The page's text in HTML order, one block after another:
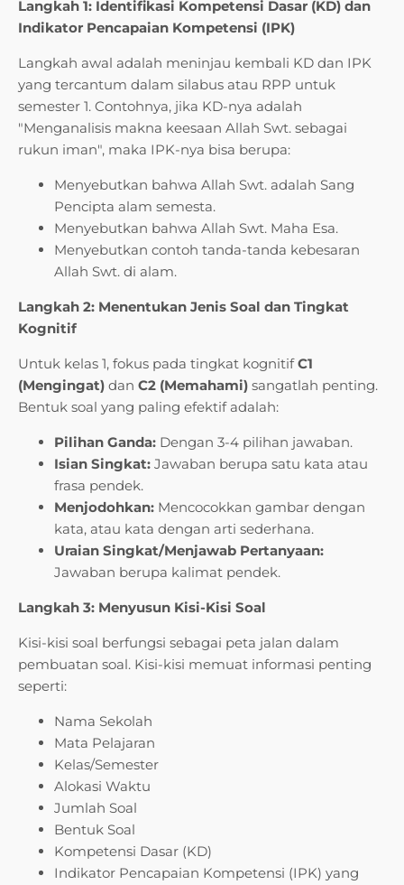
Langkah 1: Identifikasi Kompetensi Dasar (KD) dan
Indikator Pencapaian Kompetensi (IPK)
Langkah awal adalah meninjau kembali KD dan IPK
yang tercantum dalam silabus atau RPP untuk
semester 1. Contohnya, jika KD-nya adalah
"Menganalisis makna keesaan Allah Swt. sebagai
rukun iman", maka IPK-nya bisa berupa:
Menyebutkan bahwa Allah Swt. adalah Sang
Pencipta alam semesta.
Menyebutkan bahwa Allah Swt. Maha Esa.
Menyebutkan contoh tanda-tanda kebesaran
Allah Swt. di alam.
Langkah 2: Menentukan Jenis Soal dan Tingkat
Kognitif
Untuk kelas 1, fokus pada tingkat kognitifC1
(Mengingat) dan C2 (Memahami) sangatlah penting.
Bentuk soal yang paling efektif adalah:
Pilihan Ganda: Dengan 3-4 pilihan jawaban.
Isian Singkat: Jawaban berupa satu kata atau
frasa pendek.
Menjodohkan: Mencocokkan gambar dengan
kata, atau kata dengan arti sederhana.
Uraian Singkat/Menjawab Pertanyaan:
Jawaban berupa kalimat pendek.
Langkah 3: Menyusun Kisi-Kisi Soal
Kisi-kisi soal berfungsi sebagai peta jalan dalam
pembuatan soal. Kisi-kisi memuat informasi penting
seperti:
Nama Sekolah
Mata Pelajaran
Kelas/Semester
Alokasi Waktu
Jumlah Soal
Bentuk Soal
Kompetensi Dasar (KD)
Indikator Pencapaian Kompetensi (IPK) yang